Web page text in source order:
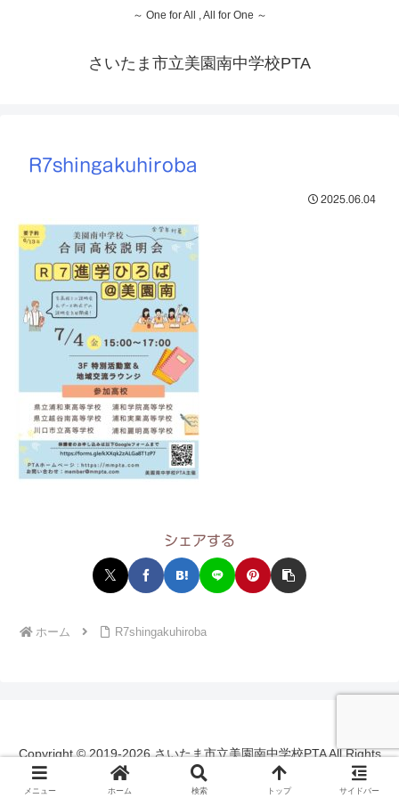
～ One for All , All for One ～
さいたま市立美園南中学校PTA
R7shingakuhiroba
2025.06.04
シェアする
ホーム R7shingakuhiroba
Copyright © 2019-2026 さいたま市立美園南中学校PTA All Rights
Reserved.
メニュー ホーム 検索 トップ サイドバー